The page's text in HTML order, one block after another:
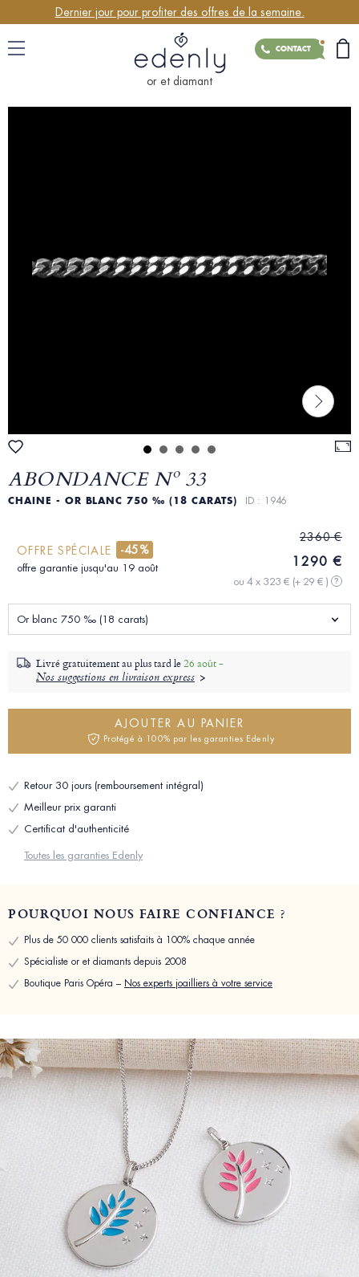
Dernier jour pour profiter des offres de la semaine.
CONTACT
or et diamant
ABONDANCE Nº 33
CHAINE - OR BLANC 750 ‰ (18 CARATS) ID : 1946
OFFRE SPÉCIALE -45%
offre garantie jusqu'au 19 août
2360 €
1290 €
ou 4 x 323 € (+ 29 € ) ?
Or blanc 750 ‰ (18 carats)
Livré gratuitement au plus tard le26 août -
Nos suggestions en livraison express
AJOUTER AU PANIER
Protégé à 100% par les garanties Edenly
Retour 30 jours (remboursement intégral)
Meilleur prix garanti
Certificat d'authenticité
Toutes les garanties Edenly
POURQUOI NOUS FAIRE CONFIANCE ?
Plus de 50 000 clients satisfaits à 100% chaque année
Spécialiste or et diamants depuis 2008
Boutique Paris Opéra – Nos experts joailliers à votre service